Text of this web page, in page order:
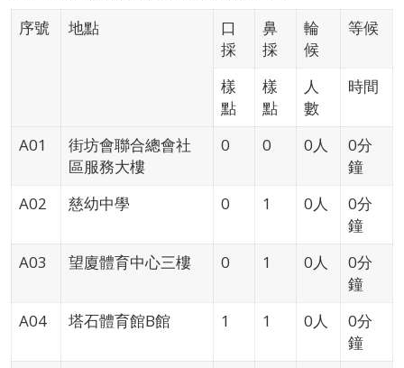
序號
地點
口
採
鼻
採
輪
候
等候
樣
點
樣
點
人
數
時間
A01
街坊會聯合總會社
區服務大樓
0 0 0人
0分
鐘
A02
慈幼中學 0 1 0人
0分
鐘
A03
望廈體育中心三樓 0 1 0人
0分
鐘
A04
塔石體育館B館 1 1 0人
0分
鐘